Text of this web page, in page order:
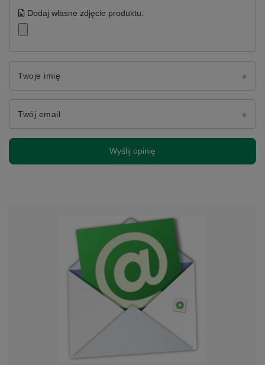
Dodaj własne zdjęcie produktu:
Twoje imię
Twój email
Wyślij opinię